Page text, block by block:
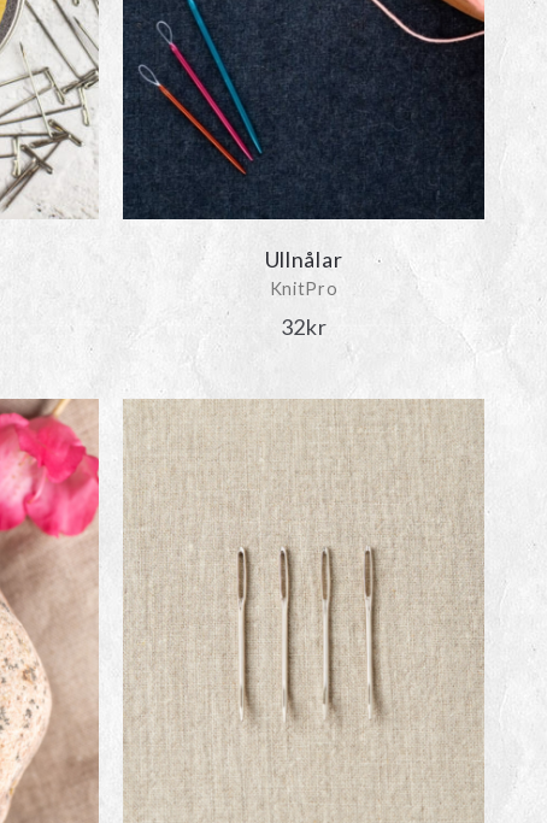
Ullnålar
KnitPro
32kr